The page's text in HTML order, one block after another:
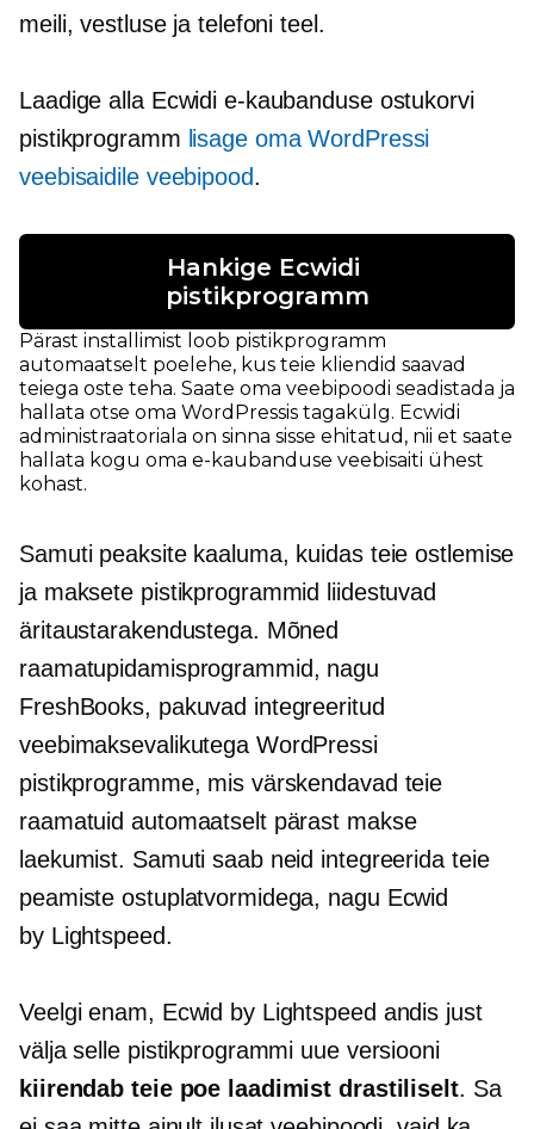
meili, vestluse ja telefoni teel.
Laadige alla Ecwidi e-kaubanduse ostukorvi
pistikprogramm lisage oma WordPressi
veebisaidile veebipood.
Hankige Ecwidi
pistikprogramm
Pärast installimist loob pistikprogramm
automaatselt poelehe, kus teie kliendid saavad
teiega oste teha. Saate oma veebipoodi seadistada ja
hallata otse oma WordPressis tagakülg. Ecwidi
administraatoriala on sinna sisse ehitatud, nii et saate
hallata kogu oma e-kaubanduse veebisaiti ühest
kohast.
Samuti peaksite kaaluma, kuidas teie ostlemise
ja maksete pistikprogrammid liidestuvad
äritaustarakendustega. Mõned
raamatupidamisprogrammid, nagu
FreshBooks, pakuvad integreeritud
veebimaksevalikutega WordPressi
pistikprogramme, mis värskendavad teie
raamatuid automaatselt pärast makse
laekumist. Samuti saab neid integreerida teie
peamiste ostuplatvormidega, nagu Ecwid
by Lightspeed.
Veelgi enam, Ecwid by Lightspeed andis just
välja selle pistikprogrammi uue versiooni
kiirendab teie poe laadimist drastiliselt. Sa